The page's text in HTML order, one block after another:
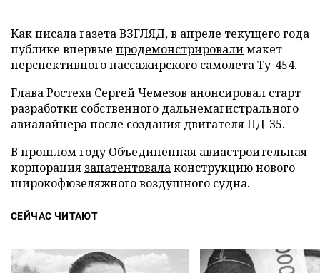
Как писала газета ВЗГЛЯД, в апреле текущего года
публике впервые продемонстрировалимакет
перспективного пассажирского самолета Ту-454.
Глава Ростеха Сергей Чемезов анонсировал старт
разработки собственного дальнемагистрального
авиалайнера после создания двигателя ПД-35.
В прошлом году Объединенная авиастроительная
корпорация запатентовалаконструкцию нового
широкофюзеляжного воздушного судна.
СЕЙЧАС ЧИТАЮТ